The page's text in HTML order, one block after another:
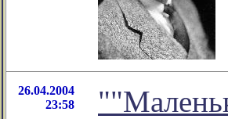
26.04.2004
23:58